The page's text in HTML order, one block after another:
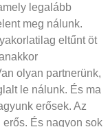
legalább
meg nálunk.
eltűnt öt
olyan partnerünk,
le nálunk. És ma
erősek. Az
És nagyon sok